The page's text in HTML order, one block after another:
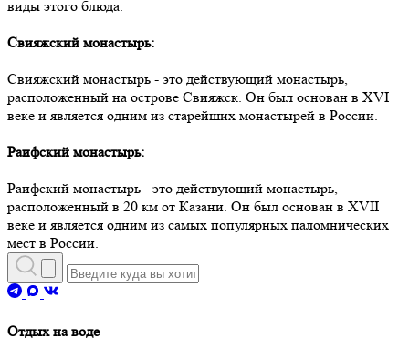
виды этого блюда.
Свияжский монастырь:
Свияжский монастырь - это действующий монастырь,
расположенный на острове Свияжск. Он был основан в XVI
веке и является одним из старейших монастырей в России.
Раифский монастырь:
Раифский монастырь - это действующий монастырь,
расположенный в 20 км от Казани. Он был основан в XVII
веке и является одним из самых популярных паломнических
мест в России.
Отдых на воде